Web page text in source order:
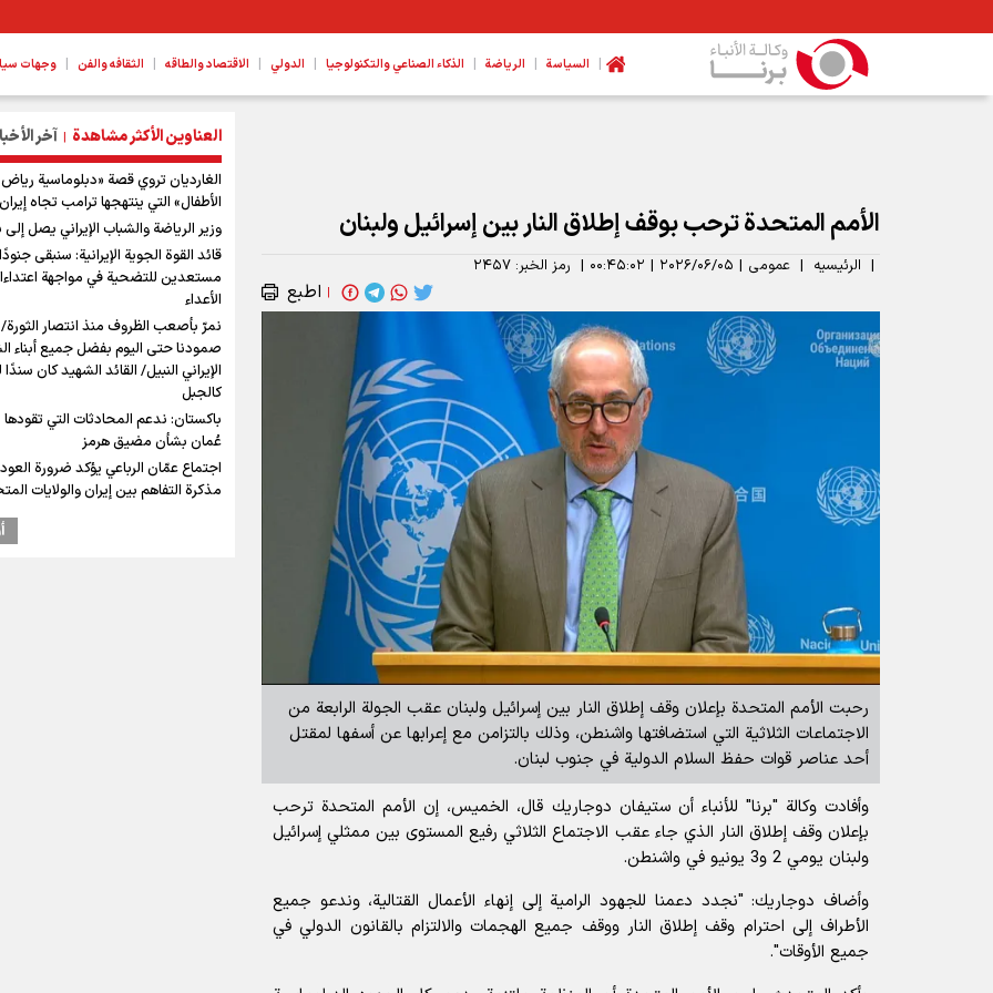
| السیاسة | الرياضة | الذكاء الصناعي والتكنولوجيا | الدولي | الاقتصاد والطاقه | الثقافه والفن | وجهات
الأمم المتحدة ترحب بوقف إطلاق النار بين إسرائيل ولبنان
| الرئیسیه | عمومی | ۲۰۲۶/۰۶/۰۵ | ۰۰:۴۵:۰۲ | رمز الخبر: ۲۴۵۷
| اطبع
رحبت الأمم المتحدة بإعلان وقف إطلاق النار بين إسرائيل ولبنان عقب الجولة الرابعة من
الاجتماعات الثلاثية التي استضافتها واشنطن، وذلك بالتزامن مع إعرابها عن أسفها لمقتل
أحد عناصر قوات حفظ السلام الدولية في جنوب لبنان.
وأفادتوكالة "برنا" للأنباء أنستيفان دوجاريك قال، الخميس، إن الأمم المتحدة ترحب
بإعلان وقف إطلاق النار الذي جاء عقب الاجتماع الثلاثي رفيع المستوى بين ممثلي إسرائيل
ولبنان يومي 2 و3 يونيو في واشنطن.
وأضاف دوجاريك: "نجدد دعمنا للجهود الرامية إلى إنهاء الأعمال القتالية، وندعو جميع
الأطراف إلى احترام وقف إطلاق النار ووقف جميع الهجمات والالتزام بالقانون الدولي في
جميع الأوقات".
العناوين الأكثر مشاهدة | آخر
الغارديان تروي قصة «دبلوماسية رياض
الأطفال» التي ينتهجها ترامب تجاه إيران
وزير الرياضة والشباب الإيراني يصل إلى
قائد القوة الجوية الإيرانية: سنبقى
مستعدين للتضحية في مواجهة
الأعداء
نمرّ بأصعب الظروف منذ انتصار الثورة/
صمودنا حتى اليوم بفضل جميع أبناء
الإيراني النبيل/ القائد الشهيد كان سندًا
كالجبل
باكستان: ندعم المحادثات التي
عُمان بشأن مضيق هرمز
اجتماع عمّان الرباعي يؤكد ضرورة
مذكرة التفاهم بين إيران والولايات